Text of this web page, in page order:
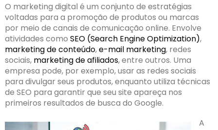
O marketing digital é um conjunto de estratégias
voltadas para a promoção de produtos ou marcas
por meio de canais de comunicação online. Envolve
atividades como SEO (Search Engine Optimization),
marketing de conteúdo,e-mail marketing, redes
sociais, marketing de afiliados, entre outros. Uma
empresa pode, por exemplo, usar as redes sociais
para divulgar seus produtos, enquanto utiliza técnicas
de SEO para garantir que seu site apareça nos
primeiros resultados de busca do Google.
A